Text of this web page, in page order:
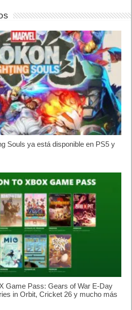
Souls ya está disponible en PS5 y
Game Pass: Gears of War E-Day
in Orbit, Cricket 26 y mucho más